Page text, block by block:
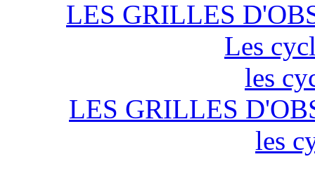
LES GRILLES
Les
les
LES GRILLES
les